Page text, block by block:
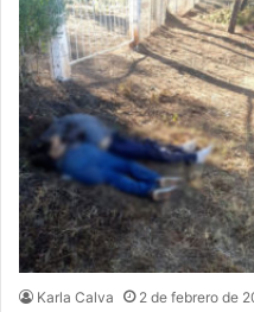
Karla Calva 2 de febrero de